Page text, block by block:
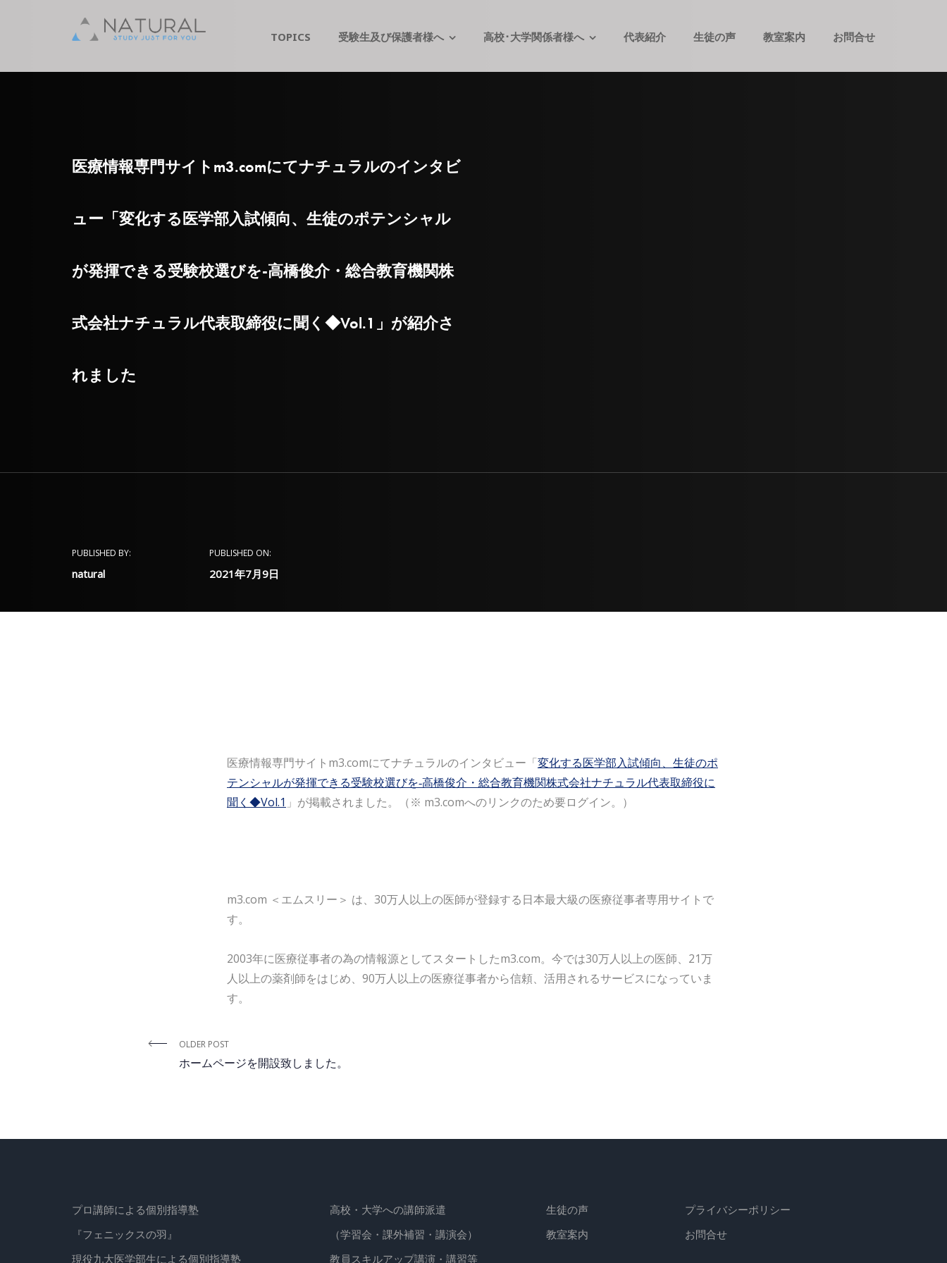
TOPICS 受験生及び保護者様へ 高校･大学関係者様へ 代表紹介 生徒の声 教室案内 お問合せ
医療情報専門サイトm3.comにてナチュラルのインタビ
ュー「変化する医学部入試傾向、生徒のポテンシャル
が発揮できる受験校選びを‐高橋俊介・総合教育機関株
式会社ナチュラル代表取締役に聞く◆Vol.1」が紹介さ
れました
PUBLISHED BY:
natural
PUBLISHED ON:
2021年7月9日
医療情報専門サイトm3.comにてナチュラルのインタビュー「変化する医学部入試傾向、生徒のポ
テンシャルが発揮できる受験校選びを‐高橋俊介・総合教育機関株式会社ナチュラル代表取締役に
聞く◆Vol.1 」が掲載されました。（※ m3.comへのリンクのため要ログイン。）
m3.com ＜エムスリー＞ は、 30万人以上の医師が登録する日本最大級の医療従事者専用サイトで
す。
2003年に医療従事者の為の情報源としてスタートしたm3.com。 今では30万人以上の医師、21万
人以上の薬剤師をはじめ、 90万人以上の医療従事者から信頼、活用されるサービスになっていま
す。
OLDER POST
ホームページを開設致しました。
プロ講師による個別指導塾
『フェニックスの羽』
現役九大医学部生による個別指導塾
高校・大学への講師派遣
（学習会・課外補習・講演会）
教員スキルアップ講演・講習等
生徒の声
教室案内
プライバシーポリシー
お問合せ